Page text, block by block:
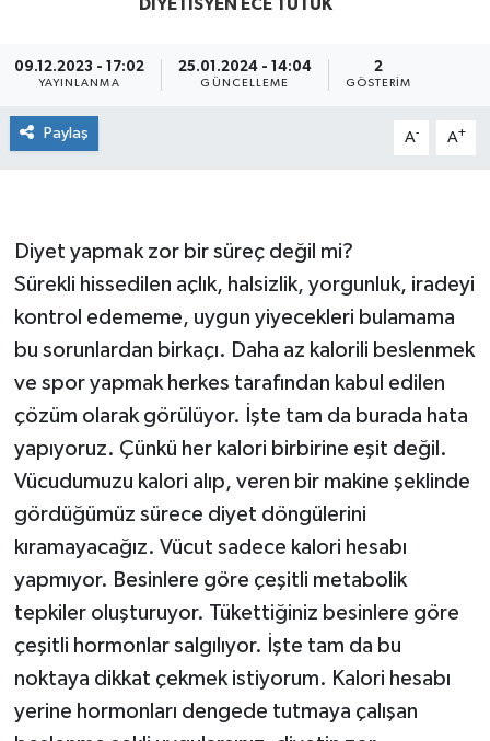
DIYETISYEN ECE TUTUK
09.12.2023 - 17:02
YAYINLANMA
25.01.2024 - 14:04
GÜNCELLEME
2
GÖSTERIM
Paylaş A- A+
Diyet yapmak zor bir süreç değil mi?
Sürekli hissedilen açlık, halsizlik, yorgunluk, iradeyi
kontrol edememe, uygun yiyecekleri bulamama
bu sorunlardan birkaçı. Daha az kalorili beslenmek
ve spor yapmak herkes tarafından kabul edilen
çözüm olarak görülüyor. İşte tam da burada hata
yapıyoruz. Çünkü her kalori birbirine eşit değil.
Vücudumuzu kalori alıp, veren bir makine şeklinde
gördüğümüz sürece diyet döngülerini
kıramayacağız. Vücut sadece kalori hesabı
yapmıyor. Besinlere göre çeşitli metabolik
tepkiler oluşturuyor. Tükettiğiniz besinlere göre
çeşitli hormonlar salgılıyor. İşte tam da bu
noktaya dikkat çekmek istiyorum. Kalori hesabı
yerine hormonları dengede tutmaya çalışan